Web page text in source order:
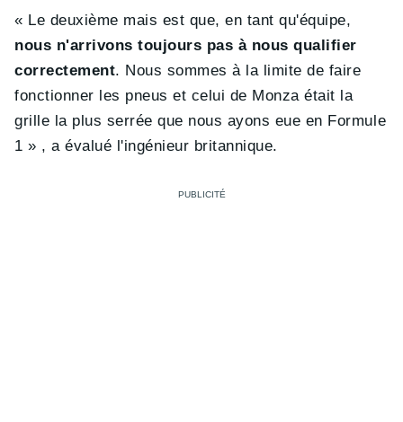
« Le deuxième mais est que, en tant qu'équipe,
nous n'arrivons toujours pas à nous qualifier
correctement. Nous sommes à la limite de faire
fonctionner les pneus et celui de Monza était la
grille la plus serrée que nous ayons eue en Formule
1 » , a évalué l'ingénieur britannique.